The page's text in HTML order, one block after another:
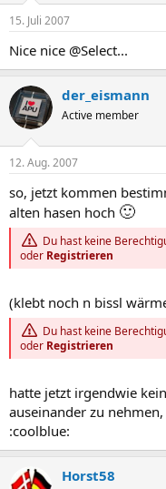
15. Juli 2007
Nice nice @Select...
der_eismann
Active member
12. Aug. 2007
so, jetzt kommen
alten hasen hoch 🙂
Du hast keine
oder Registrieren
(klebt noch n bissl
Du hast keine
oder Registrieren
hatte jetzt irgendwie
auseinander zu
:coolblue:
Horst58